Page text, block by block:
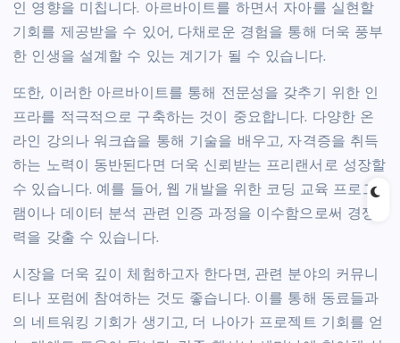
인 영향을 미칩니다. 아르바이트를 하면서 자아를 실현할
기회를 제공받을 수 있어, 다채로운 경험을 통해 더욱 풍부
한 인생을 설계할 수 있는 계기가 될 수 있습니다.
또한, 이러한 아르바이트를 통해 전문성을 갖추기 위한 인
프라를 적극적으로 구축하는 것이 중요합니다. 다양한 온
라인 강의나 워크숍을 통해 기술을 배우고, 자격증을 취득
하는 노력이 동반된다면 더욱 신뢰받는 프리랜서로 성장할
수 있습니다. 예를 들어, 웹 개발을 위한 코딩 교육 프로그
램이나 데이터 분석 관련 인증 과정을 이수함으로써 경쟁
력을 갖출 수 있습니다.
시장을 더욱 깊이 체험하고자 한다면, 관련 분야의 커뮤니
티나 포럼에 참여하는 것도 좋습니다. 이를 통해 동료들과
의 네트워킹 기회가 생기고, 더 나아가 프로젝트 기회를 얻